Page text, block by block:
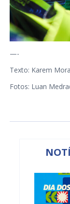
—-
Texto: Karem
Fotos: Luan